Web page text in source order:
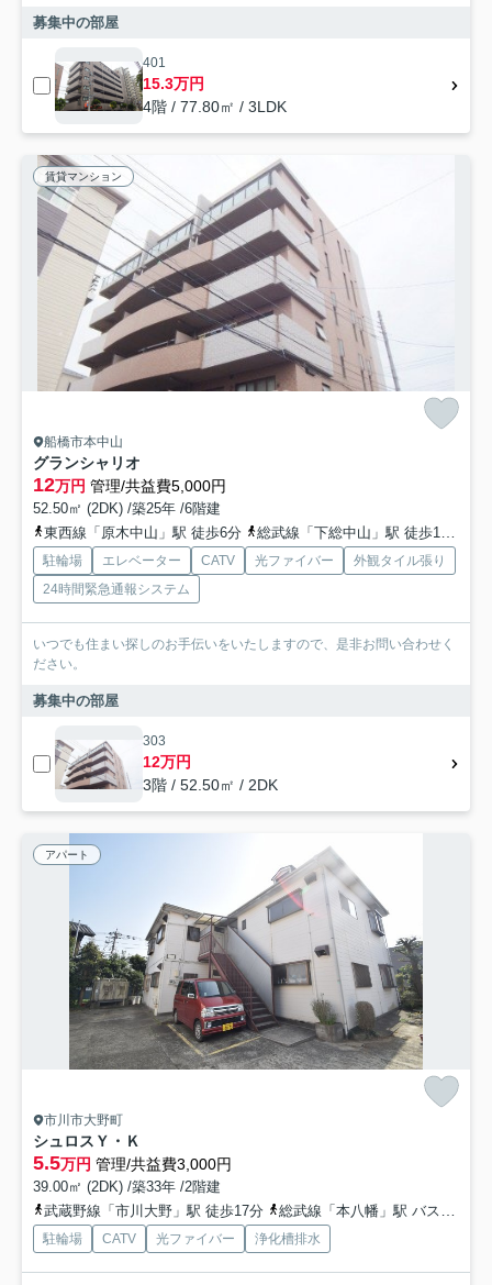
募集中の部屋
401
15.3万円
4階 / 77.80㎡ / 3LDK
賃貸マンション
船橋市本中山
グランシャリオ
12万円 管理/共益費5,000円
52.50㎡ (2DK) /築25年 /6階建
東西線「原木中山」駅 徒歩6分
総武線「下総中山」駅 徒歩13分
駐輪場 エレベーター CATV 光ファイバー
外観タイル張り
24時間緊急通報システム
いつでも住まい探しのお手伝いをいたしますので、是非お問い合わせく
ださい。
募集中の部屋
303
12万円
3階 / 52.50㎡ / 2DK
アパート
市川市大野町
シュロスＹ・Ｋ
5.5万円 管理/共益費3,000円
39.00㎡ (2DK) /築33年 /2階建
武蔵野線「市川大野」駅 徒歩17分
総武線「本八幡」駅 バス25分 「公民館バス停」 停歩1分
駐輪場 CATV 光ファイバー 浄化槽排水